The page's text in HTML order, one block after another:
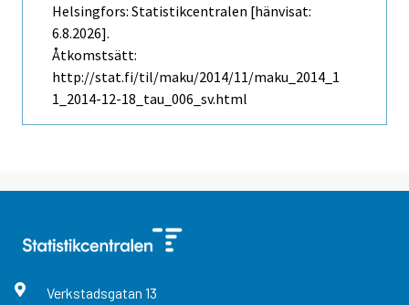
Helsingfors: Statistikcentralen [hänvisat:
6.8.2026].
Åtkomstsätt:
http://stat.fi/til/maku/2014/11/maku_2014_1
1_2014-12-18_tau_006_sv.html
Verkstadsgatan 13